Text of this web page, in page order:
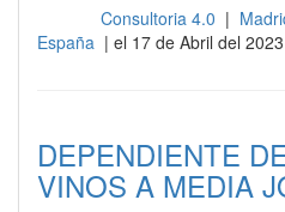
Consultoria 4.0 |
España | el 17 de Abril del 2023
DEPENDIENTE
VINOS A MEDIA